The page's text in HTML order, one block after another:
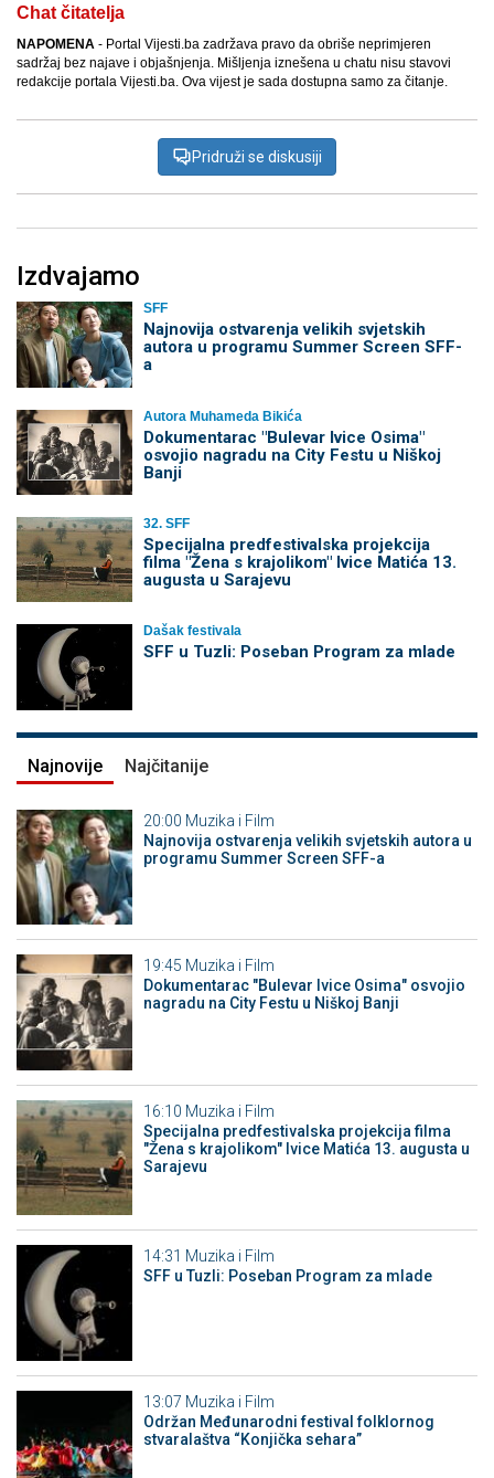
Chat čitatelja
NAPOMENA - Portal Vijesti.ba zadržava pravo da obriše neprimjeren
sadržaj bez najave i objašnjenja. Mišljenja iznešena u chatu nisu stavovi
redakcije portala Vijesti.ba. Ova vijest je sada dostupna samo za čitanje.
Pridruži se diskusiji
Izdvajamo
SFF
Najnovija ostvarenja velikih svjetskih
autora u programu Summer Screen SFF-
a
Autora Muhameda Bikića
Dokumentarac "Bulevar Ivice Osima"
osvojio nagradu na City Festu u Niškoj
Banji
32. SFF
Specijalna predfestivalska projekcija
filma "Žena s krajolikom" Ivice Matića 13.
augusta u Sarajevu
Dašak festivala
SFF u Tuzli: Poseban Program za mlade
Najnovije Najčitanije
20:00 Muzika i Film
Najnovija ostvarenja velikih svjetskih autora u
programu Summer Screen SFF-a
19:45 Muzika i Film
Dokumentarac "Bulevar Ivice Osima" osvojio
nagradu na City Festu u Niškoj Banji
16:10 Muzika i Film
Specijalna predfestivalska projekcija filma
"Žena s krajolikom" Ivice Matića 13. augusta u
Sarajevu
14:31 Muzika i Film
SFF u Tuzli: Poseban Program za mlade
13:07 Muzika i Film
Održan Međunarodni festival folklornog
stvaralaštva “Konjička sehara”